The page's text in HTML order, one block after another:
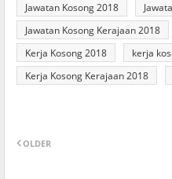
Jawatan Kosong 2018
Jawatan Kosong Kerajaan 2018
Kerja Kosong 2018
kerja
Kerja Kosong Kerajaan 2018
OLDER